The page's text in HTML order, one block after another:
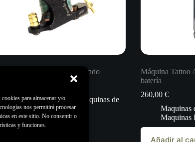
para almacenar y/o
nos permitirá procesar
en este sitio. No consentir o
y funciones.
Jr. Shader. Paulo Fernando
Máquinas de bobina
Maquinas de
Tatuar,Todo
Máquina Tattoo
batería
260,00 €
Maquinas
Maquinas
Añadir al